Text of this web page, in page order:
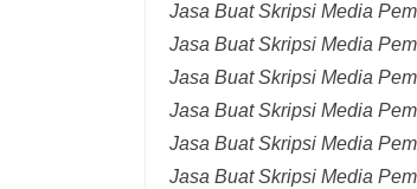
Jasa Buat Skripsi Media
Jasa Buat Skripsi Media
Jasa Buat Skripsi Media
Jasa Buat Skripsi Media
Jasa Buat Skripsi Media
Jasa Buat Skripsi Media